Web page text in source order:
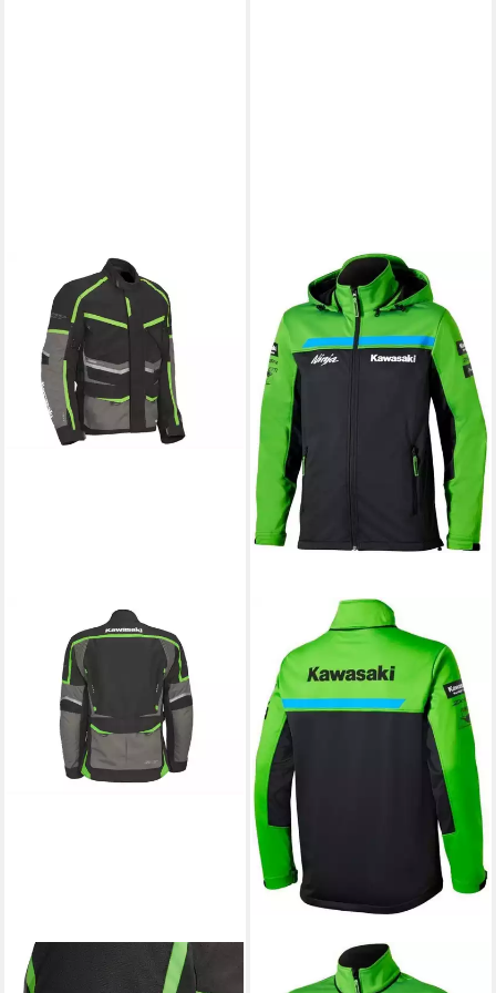
KAWASAKI
Motorradjacke Kawasaki
Softshelljacke Kawasaki